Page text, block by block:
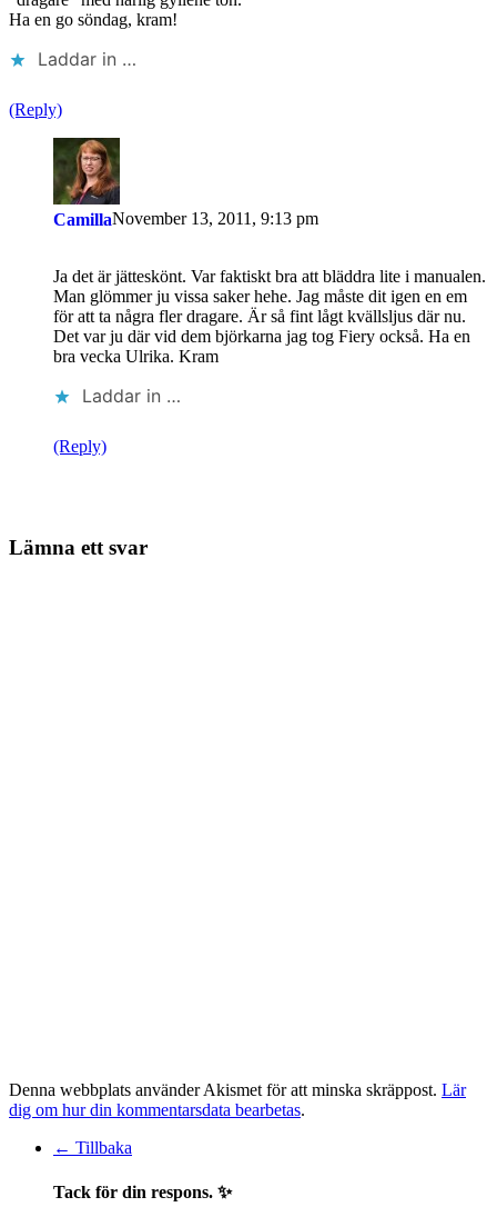
Ha en go söndag, kram!
Laddar in …
(Reply)
CamillaNovember 13, 2011, 9:13 pm
Ja det är jätteskönt. Var faktiskt bra att bläddra lite i manualen.
Man glömmer ju vissa saker hehe. Jag måste dit igen en em
för att ta några fler dragare. Är så fint lågt kvällsljus där nu.
Det var ju där vid dem björkarna jag tog Fiery också. Ha en
bra vecka Ulrika. Kram
Laddar in …
(Reply)
Lämna ett svar
Denna webbplats använder Akismet för att minska skräppost. Lär
dig om hur din kommentarsdata bearbetas.
← Tillbaka
Tack för din respons. ✨